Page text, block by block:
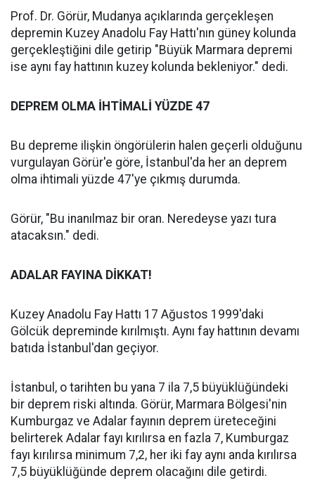
Prof. Dr. Görür, Mudanya açıklarında gerçekleşen
depremin Kuzey Anadolu Fay Hattı'nın güney kolunda
gerçekleştiğini dile getirip "Büyük Marmara depremi
ise aynı fay hattının kuzey kolunda bekleniyor." dedi.
DEPREM OLMA İHTİMALİ YÜZDE 47
Bu depreme ilişkin öngörülerin halen geçerli olduğunu
vurgulayan Görür'e göre, İstanbul'da her an deprem
olma ihtimali yüzde 47'ye çıkmış durumda.
Görür, "Bu inanılmaz bir oran. Neredeyse yazı tura
atacaksın." dedi.
ADALAR FAYINA DİKKAT!
Kuzey Anadolu Fay Hattı 17 Ağustos 1999'daki
Gölcük depreminde kırılmıştı. Aynı fay hattının devamı
batıda İstanbul'dan geçiyor.
İstanbul, o tarihten bu yana 7 ila 7,5 büyüklüğündeki
bir deprem riski altında. Görür, Marmara Bölgesi'nin
Kumburgaz ve Adalar fayının deprem üreteceğini
belirterek Adalar fayı kırılırsa en fazla 7, Kumburgaz
fayı kırılırsa minimum 7,2, her iki fay aynı anda kırılırsa
7,5 büyüklüğünde deprem olacağını dile getirdi.